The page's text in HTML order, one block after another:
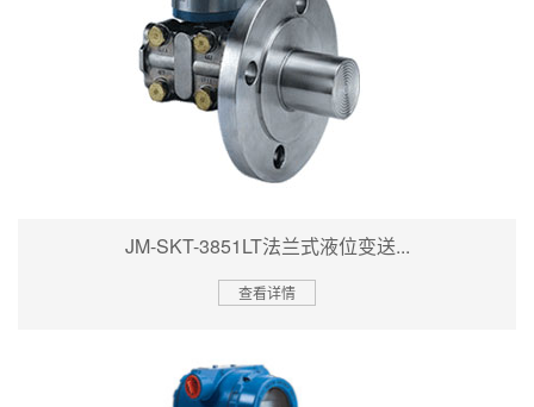
JM-SKT-3851LT法兰式液位变送...
查看详情